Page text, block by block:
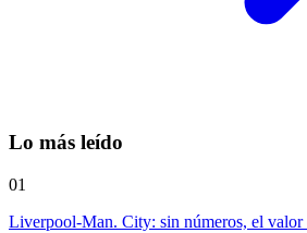
Lo más leído
01
Liverpool-Man. City: sin números, el valor